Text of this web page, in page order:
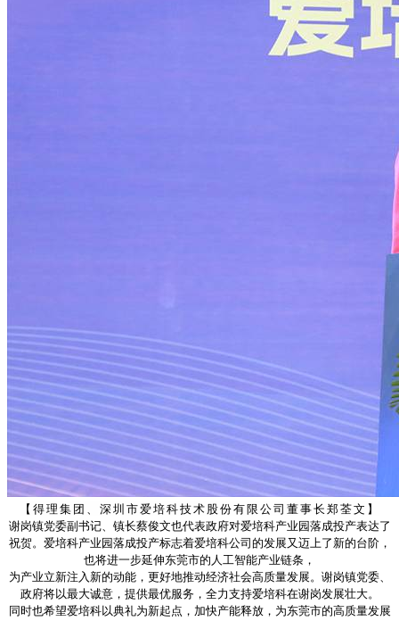
【得理集团、深圳市爱培科技术股份有限公司董事长郑荃文】
谢岗镇党委副书记、镇长蔡俊文也代表政府对爱培科产业园落成投产表达了
祝贺。爱培科产业园落成投产标志着爱培科公司的发展又迈上了新的台阶，
也将进一步延伸东莞市的人工智能产业链条，
为产业立新注入新的动能，更好地推动经济社会高质量发展。谢岗镇党委、
政府将以最大诚意，提供最优服务，全力支持爱培科在谢岗发展壮大。
同时也希望爱培科以典礼为新起点，加快产能释放，为东莞市的高质量发展